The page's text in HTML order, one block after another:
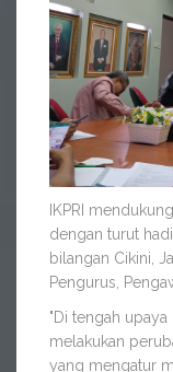
IKPRI
dengan turut
bilangan Cikini,
Pengurus,
"Di tengah upaya
melakukan
yang mengatur